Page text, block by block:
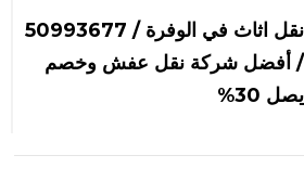
نقل اثاث في الوفرة / 50993677
/ أفضل شركة نقل عفش وخصم
يصل 30%